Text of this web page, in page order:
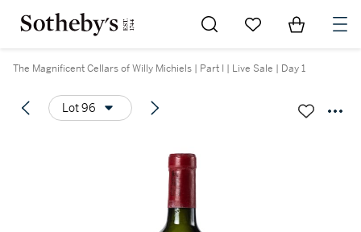
Go to My Favorites
Items in
The Magnificent Cellars of Willy Michiels | Part I | Live Sale | Day 1
Lot 96